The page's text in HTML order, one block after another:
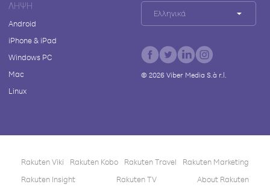
ΛΉΨΗ
Android
iPhone & iPad
Windows PC
Mac
Linux
Ελληνικά
© 2026Viber Media S.à r.l.
Rakuten Viki Rakuten Kobo Rakuten Travel
Rakuten Marketing
Rakuten Insight
Rakuten TV About Rakuten